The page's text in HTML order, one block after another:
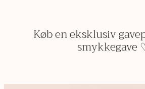
Køb en eksklusiv
smykkegave